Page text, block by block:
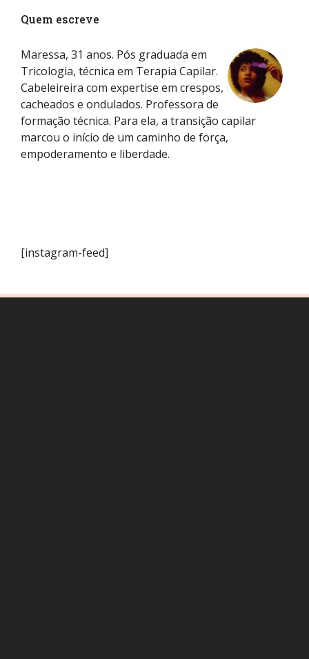
Quem escreve
Maressa, 31 anos. Pós graduada em
Tricologia, técnica em Terapia Capilar.
Cabeleireira com expertise em crespos,
cacheados e ondulados. Professora de
formação técnica. Para ela, a transição capilar
marcou o início de um caminho de força,
empoderamento e liberdade.
[instagram-feed]